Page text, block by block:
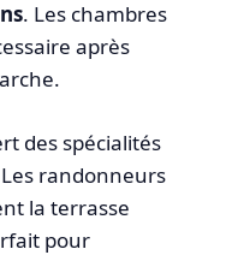
. Les chambres
après
des spécialités
randonneurs
la terrasse
pour